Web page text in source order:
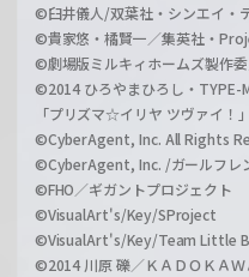
©臼井儀人/双葉社・シンエイ・
©貴家悠・橘賢一／集英社・
©劇場版ミルキィホームズ製作
©2014 ひろやまひろし・TYPE-
「プリズマ☆イリヤ ツヴァイ！
©CyberAgent, Inc. All Rights
©CyberAgent, Inc. /ガールフレ
©FHO／ギガントプロジェクト
©VisualArt's/Key/SProject
©VisualArt's/Key/Team Little
©2014 川原 礫／ＫＡＤＯＫＡ